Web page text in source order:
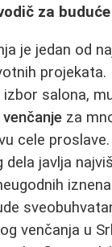
za
je jedan od
projekata.
salona,
za
cele
javlja
venčanja u